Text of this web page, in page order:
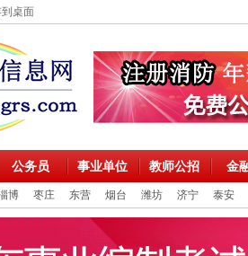
桌面
公务员 事业单位 教师公招 金
博 枣庄 东营 烟台 潍坊 济宁 泰安